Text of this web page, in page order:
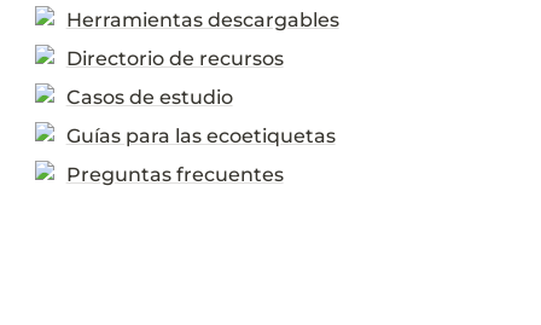
Herramientas descargables
Directorio de recursos
Casos de estudio
Guías para las ecoetiquetas
Preguntas frecuentes